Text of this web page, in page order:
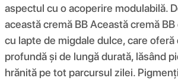
aspectul cu o acoperire modulabilă.
această cremă BB Această cremă
cu lapte de migdale dulce, care oferă
profundă și de lungă durată, lăsând
hrănită pe tot parcursul zilei.